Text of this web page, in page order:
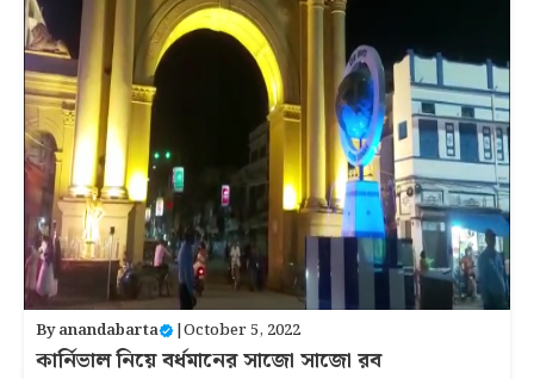
Byanandabarta |October 5, 2022
কার্নিভাল নিয়ে বর্ধমানের সাজো সাজো রব